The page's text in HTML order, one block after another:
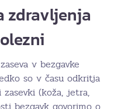
zdravljenja
v bezgavke
so v času odkritja
(koža, jetra,